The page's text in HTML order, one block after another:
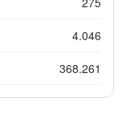
4.046
368.261